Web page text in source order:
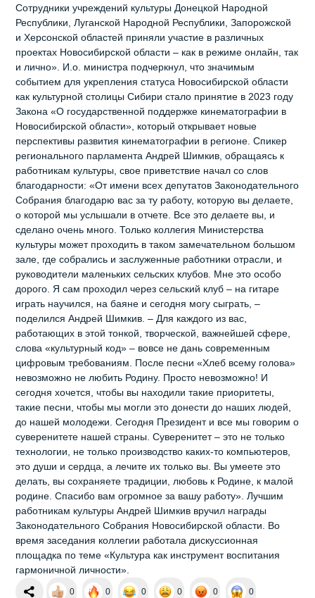
Сотрудники учреждений культуры Донецкой Народной
Республики, Луганской Народной Республики, Запорожской
и Херсонской областей приняли участие в различных
проектах Новосибирской области – как в режиме онлайн, так
и лично». И.о. министра подчеркнул, что значимым
событием для укрепления статуса Новосибирской области
как культурной столицы Сибири стало принятие в 2023 году
Закона «О государственной поддержке кинематографии в
Новосибирской области», который открывает новые
перспективы развития кинематографии в регионе. Спикер
регионального парламента Андрей Шимкив, обращаясь к
работникам культуры, свое приветствие начал со слов
благодарности: «От имени всех депутатов Законодательного
Собрания благодарю вас за ту работу, которую вы делаете,
о которой мы услышали в отчете. Все это делаете вы, и
сделано очень много. Только коллегия Министерства
культуры может проходить в таком замечательном большом
зале, где собрались и заслуженные работники отрасли, и
руководители маленьких сельских клубов. Мне это особо
дорого. Я сам проходил через сельский клуб – на гитаре
играть научился, на баяне и сегодня могу сыграть, –
поделился Андрей Шимкив. – Для каждого из вас,
работающих в этой тонкой, творческой, важнейшей сфере,
слова «культурный код» – вовсе не дань современным
цифровым требованиям. После песни «Хлеб всему голова»
невозможно не любить Родину. Просто невозможно! И
сегодня хочется, чтобы вы находили такие приоритеты,
такие песни, чтобы мы могли это донести до наших людей,
до нашей молодежи. Сегодня Президент и все мы говорим о
суверенитете нашей страны. Суверенитет – это не только
технологии, не только производство каких-то компьютеров,
это души и сердца, а лечите их только вы. Вы умеете это
делать, вы сохраняете традиции, любовь к Родине, к малой
родине. Спасибо вам огромное за вашу работу». Лучшим
работникам культуры Андрей Шимкив вручил награды
Законодательного Собрания Новосибирской области. Во
время заседания коллегии работала дискуссионная
площадка по теме «Культура как инструмент воспитания
гармоничной личности».
0 0 0 0 0 0